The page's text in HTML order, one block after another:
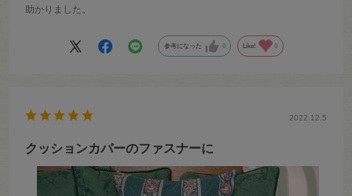
助かりました。
参考になった 0 Like! 0
2022.12.5
クッションカバーのファスナーに